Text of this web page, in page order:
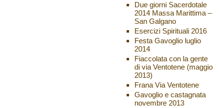
Due giorni Sacerdotale
2014 Massa Marittima –
San Galgano
Esercizi Spirituali 2016
Festa Gavoglio luglio
2014
Fiaccolata con la gente
di via Ventotene (maggio
2013)
Frana Via Ventotene
Gavoglio e castagnata
novembre 2013